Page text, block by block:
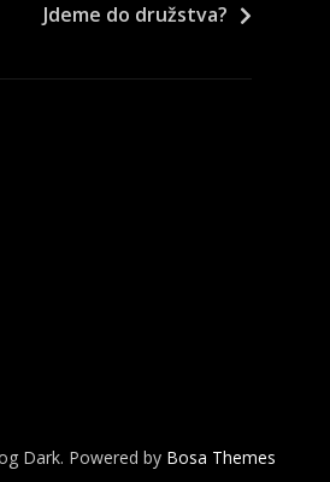
Jdeme do družstva?
Dark. Powered by Bosa Themes